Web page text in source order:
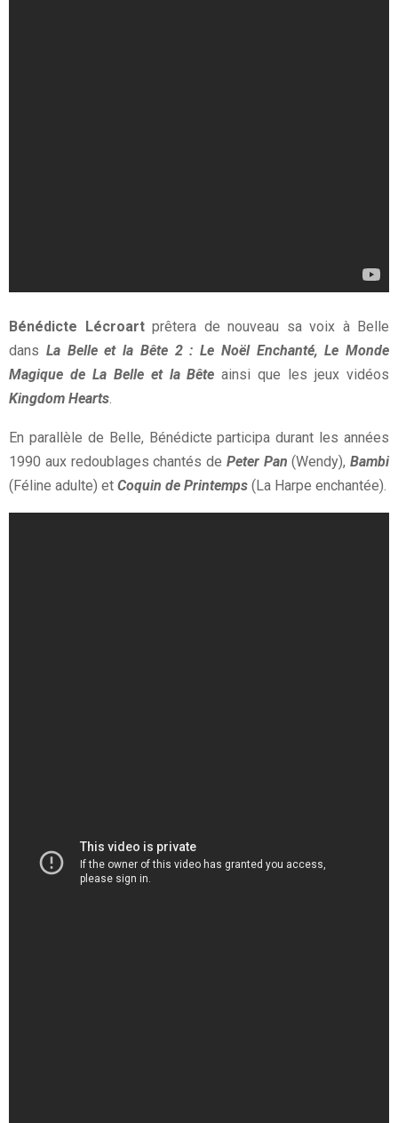
Bénédicte Lécroartprêtera de nouveau sa voix à Belle
dans La Belle et la Bête 2 : Le Noël Enchanté, Le Monde
Magique de La Belle et la Bête ainsi que les jeux vidéos
Kingdom Hearts.
En parallèle de Belle, Bénédicte participa durant les années
1990 aux redoublages chantés de Peter Pan (Wendy), Bambi
(Féline adulte) et Coquin de Printemps (La Harpe enchantée).